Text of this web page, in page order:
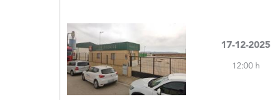
17-12-2025
12:00 h